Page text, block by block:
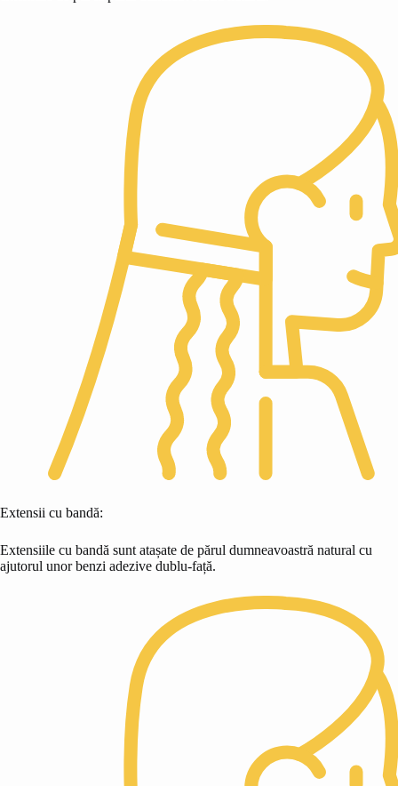
Extensii cu bandă:
Extensiile cu bandă sunt atașate de părul dumneavoastră natural cu
ajutorul unor benzi adezive dublu-față.